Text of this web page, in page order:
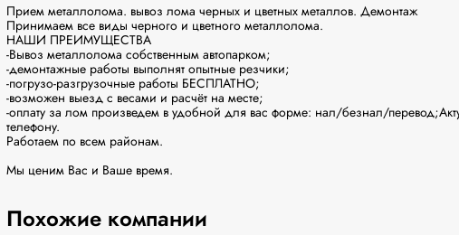
Прием металлолома. вывоз лома черных и цветных металлов. Демонтаж
Принимаем все виды черного и цветного металлолома.
НАШИ ПРЕИМУЩЕСТВА
-Вывоз металлолома собственным автопарком;
-демонтажные работы выполнят опытные резчики;
-погрузо-разгрузочные работы БЕСПЛАТНО;
-возможен выезд с весами и расчёт на месте;
-оплату за лом произведем в удобной для вас форме: нал/безнал/
телефону.
Работаем по всем районам.
Похожие компании